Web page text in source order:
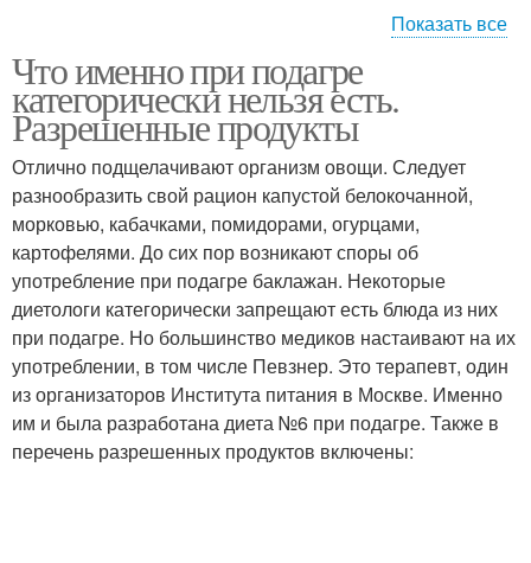
Питание при подагре Питания при подагре
Яичница при подагре
Показать все
Что именно при подагре
категорически нельзя есть.
Разрешенные продукты
Отлично подщелачивают организм овощи. Следует
разнообразить свой рацион капустой белокочанной,
морковью, кабачками, помидорами, огурцами,
картофелями. До сих пор возникают споры об
употребление при подагре баклажан. Некоторые
диетологи категорически запрещают есть блюда из них
при подагре. Но большинство медиков настаивают на их
употреблении, в том числе Певзнер. Это терапевт, один
из организаторов Института питания в Москве. Именно
им и была разработана диета №6 при подагре. Также в
перечень разрешенных продуктов включены: